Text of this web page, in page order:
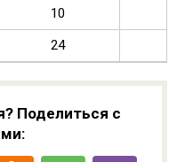
10
24
Поделиться с